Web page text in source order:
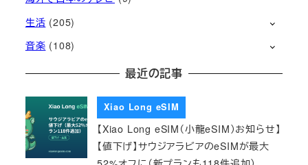
生活 (205)
音楽 (108)
最近の記事
Xiao Long eSIM
【Xiao Long eSIM（小龍eSIM）お知らせ】
【値下げ】サウジアラビアのeSIMが最大